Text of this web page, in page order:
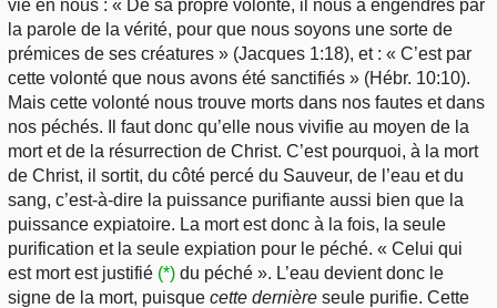
vie en nous : « De sa propre volonté, il nous a engendrés par
la parole de la vérité, pour que nous soyons une sorte de
prémices de ses créatures » (Jacques 1:18), et : « C’est par
cette volonté que nous avons été sanctifiés » (Hébr. 10:10).
Mais cette volonté nous trouve morts dans nos fautes et dans
nos péchés. Il faut donc qu’elle nous vivifie au moyen de la
mort et de la résurrection de Christ. C’est pourquoi, à la mort
de Christ, il sortit, du côté percé du Sauveur, de l’eau et du
sang, c’est-à-dire la puissance purifiante aussi bien que la
puissance expiatoire. La mort est donc à la fois, la seule
purification et la seule expiation pour le péché. « Celui qui
est mort est justifié (*) du péché ». L’eau devient donc le
signe de la mort, puisque cette dernière seule purifie. Cette